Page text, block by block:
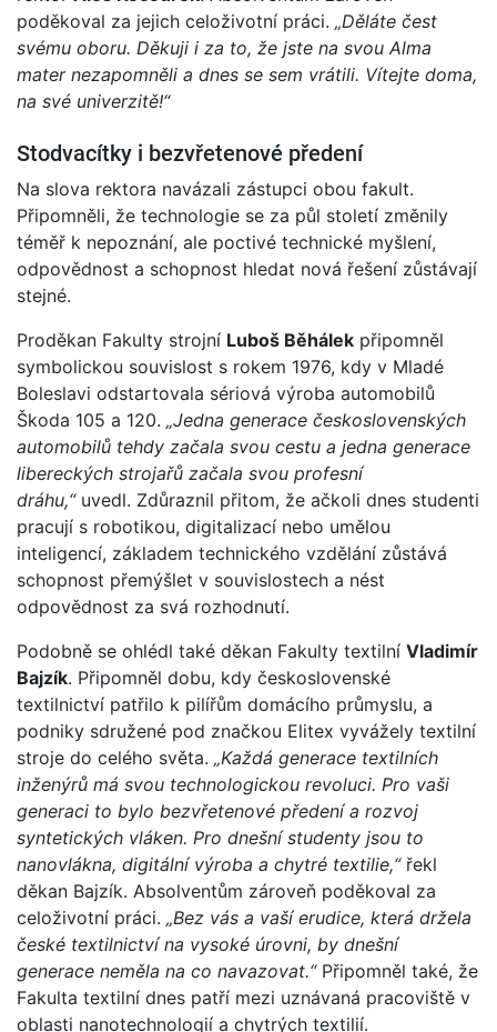
poděkoval za jejich celoživotní práci. „Děláte čest
svému oboru. Děkuji i za to, že jste na svou Alma
mater nezapomněli a dnes se sem vrátili. Vítejte doma,
na své univerzitě!“
Stodvacítky i bezvřetenové předení
Na slova rektora navázali zástupci obou fakult.
Připomněli, že technologie se za půl století změnily
téměř k nepoznání, ale poctivé technické myšlení,
odpovědnost a schopnost hledat nová řešení zůstávají
stejné.
Proděkan Fakulty strojní Luboš Běhálek připomněl
symbolickou souvislost s rokem 1976, kdy v Mladé
Boleslavi odstartovala sériová výroba automobilů
Škoda 105 a 120. „Jedna generace československých
automobilů tehdy začala svou cestu a jedna generace
libereckých strojařů začala svou profesní
dráhu,“ uvedl. Zdůraznil přitom, že ačkoli dnes studenti
pracují s robotikou, digitalizací nebo umělou
inteligencí, základem technického vzdělání zůstává
schopnost přemýšlet v souvislostech a nést
odpovědnost za svá rozhodnutí.
Podobně se ohlédl také děkan Fakulty textilní Vladimír
Bajzík. Připomněl dobu, kdy československé
textilnictví patřilo k pilířům domácího průmyslu, a
podniky sdružené pod značkou Elitex vyvážely textilní
stroje do celého světa. „Každá generace textilních
inženýrů má svou technologickou revoluci. Pro vaši
generaci to bylo bezvřetenové předení a rozvoj
syntetických vláken. Pro dnešní studenty jsou to
nanovlákna, digitální výroba a chytré textilie,“řekl
děkan Bajzík. Absolventům zároveň poděkoval za
celoživotní práci. „Bez vás a vaší erudice, která držela
české textilnictví na vysoké úrovni, by dnešní
generace neměla na co navazovat.“Připomněl také, že
Fakulta textilní dnes patří mezi uznávaná pracoviště v
oblasti nanotechnologií a chytrých textilií.